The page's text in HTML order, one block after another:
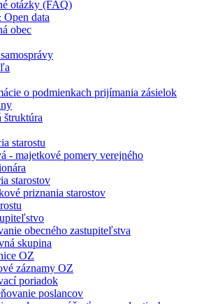
otázky (FAQ)
data
obec
o podmienkach prijímania zásielok
štruktúra
starostu
- majetkové pomery verejného
starostov
priznania starostov
obecného zastupiteľstva
skupina
OZ
záznamy OZ
poriadok
poslancov